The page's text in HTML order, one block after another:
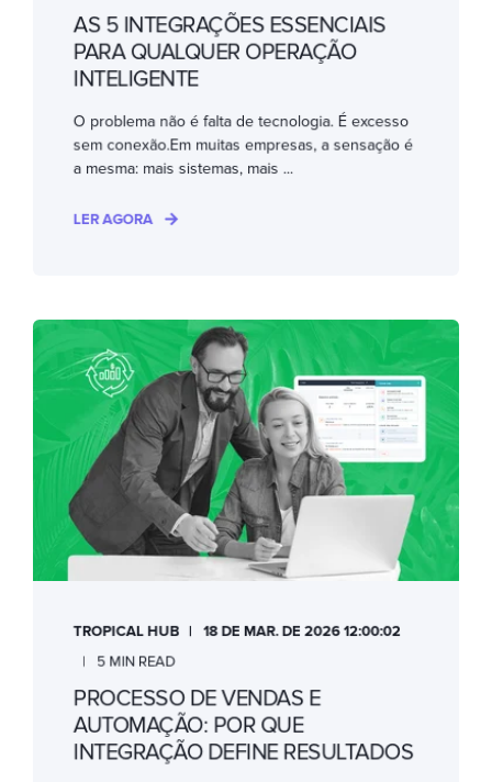
AS 5 INTEGRAÇÕES ESSENCIAIS
PARA QUALQUER OPERAÇÃO
INTELIGENTE
O problema não é falta de tecnologia. É excesso
sem conexão.Em muitas empresas, a sensação é
a mesma: mais sistemas, mais ...
LER AGORA
TROPICAL HUB
18 DE MAR. DE 2026 12:00:02
5 MIN READ
PROCESSO DE VENDAS E
AUTOMAÇÃO: POR QUE
INTEGRAÇÃO DEFINE RESULTADOS